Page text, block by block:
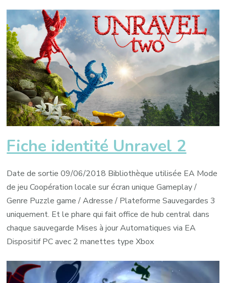
Fiche identité Unravel 2
Date de sortie 09/06/2018 Bibliothèque utilisée EA Mode
de jeu Coopération locale sur écran unique Gameplay /
Genre Puzzle game / Adresse / Plateforme Sauvegardes 3
uniquement. Et le phare qui fait office de hub central dans
chaque sauvegarde Mises à jour Automatiques via EA
Dispositif PC avec 2 manettes type Xbox